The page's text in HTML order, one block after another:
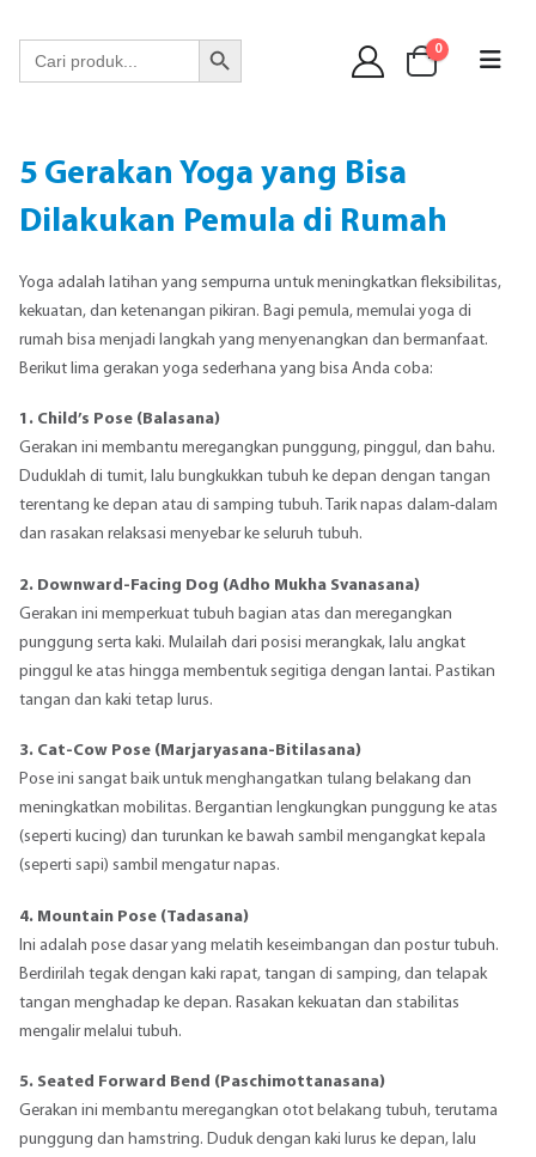
Search
for:
Search Button
0
5 Gerakan Yoga yang Bisa
Dilakukan Pemula di Rumah
Yoga adalah latihan yang sempurna untuk meningkatkan fleksibilitas,
kekuatan, dan ketenangan pikiran. Bagi pemula, memulai yoga di
rumah bisa menjadi langkah yang menyenangkan dan bermanfaat.
Berikut lima gerakan yoga sederhana yang bisa Anda coba:
1. Child’s Pose (Balasana)
Gerakan ini membantu meregangkan punggung, pinggul, dan bahu.
Duduklah di tumit, lalu bungkukkan tubuh ke depan dengan tangan
terentang ke depan atau di samping tubuh. Tarik napas dalam-dalam
dan rasakan relaksasi menyebar ke seluruh tubuh.
2. Downward-Facing Dog (Adho Mukha Svanasana)
Gerakan ini memperkuat tubuh bagian atas dan meregangkan
punggung serta kaki. Mulailah dari posisi merangkak, lalu angkat
pinggul ke atas hingga membentuk segitiga dengan lantai. Pastikan
tangan dan kaki tetap lurus.
3. Cat-Cow Pose (Marjaryasana-Bitilasana)
Pose ini sangat baik untuk menghangatkan tulang belakang dan
meningkatkan mobilitas. Bergantian lengkungkan punggung ke atas
(seperti kucing) dan turunkan ke bawah sambil mengangkat kepala
(seperti sapi) sambil mengatur napas.
4. Mountain Pose (Tadasana)
Ini adalah pose dasar yang melatih keseimbangan dan postur tubuh.
Berdirilah tegak dengan kaki rapat, tangan di samping, dan telapak
tangan menghadap ke depan. Rasakan kekuatan dan stabilitas
mengalir melalui tubuh.
5. Seated Forward Bend (Paschimottanasana)
Gerakan ini membantu meregangkan otot belakang tubuh, terutama
punggung dan hamstring. Duduk dengan kaki lurus ke depan, lalu